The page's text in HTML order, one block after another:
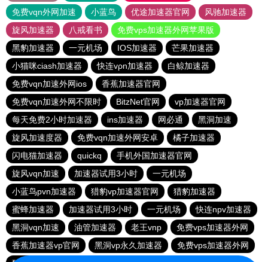
免费vqn外网加速
小蓝鸟 优途加速器官网
风驰加速器
旋风加速器
八戒看书
免费vps加速器外网苹果版
黑豹加速器
一元机场 IOS加速器
芒果加速器
小猫咪ciash加速器
快连vρn加速器
白鲸加速器
免费vqn加速外网ios
香蕉加速器官网
免费vqn加速外网不限时
BitzNet官网
vp加速器官网
每天免费2小时加速器
ins加速器 网必通
黑洞加速
旋风加速度器
免费vqn加速外网安卓
橘子加速器
闪电猫加速器
quickq
手机外国加速器官网
旋风vqn加速
加速器试用3小时
一元机场
小蓝鸟pvn加速器
猎豹vp加速器官网
猎豹加速器
蜜蜂加速器
加速器试用3小时 一元机场
快连npv加速器
黑洞vqn加速
油管加速器 老王vnp
免费vps加速器外网
香蕉加速器vp官网
黑洞vp永久加速器
免费vps加速器外网